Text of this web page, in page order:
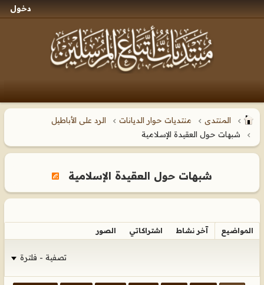
دخول
المنتدى منتديات حوار الديانات
الرد على الأباطيل
شبهات حول العقيدة الإسلامية
شبهات حول العقيدة الإسلامية
المواضيع آخر نشاط اشتراكاتي الصور
تصفية - فلترة